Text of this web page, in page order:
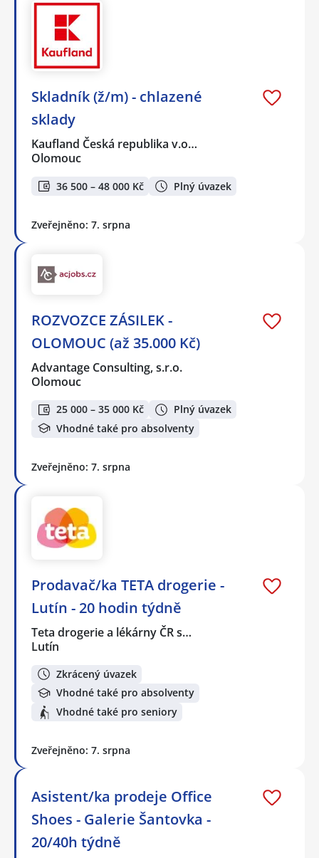
Skladník (ž/m) - chlazené
sklady
Kaufland Česká republika v.o…
Olomouc
36 500 – 48 000 Kč Plný úvazek
Zveřejněno: 7. srpna
ROZVOZCE ZÁSILEK -
OLOMOUC (až 35.000 Kč)
Advantage Consulting, s.r.o.
Olomouc
25 000 – 35 000 Kč
Plný úvazek
Vhodné také pro absolventy
Zveřejněno: 7. srpna
Prodavač/ka TETA drogerie -
Lutín - 20 hodin týdně
Teta drogerie a lékárny ČR s…
Lutín
Zkrácený úvazek
Vhodné také pro absolventy
Vhodné také pro seniory
Zveřejněno: 7. srpna
Asistent/ka prodeje Office
Shoes - Galerie Šantovka -
20/40h týdně